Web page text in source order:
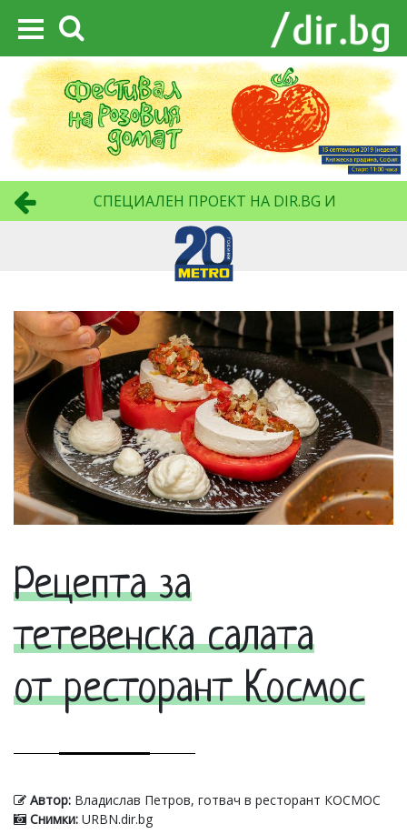
СПЕЦИАЛЕН ПРОЕКТ НА DIR.BG И
Рецепта за
тетевенска салата
от ресторант Космос
Автор: Владислав Петров, готвач в ресторант КОСМОС
Снимки: URBN.dir.bg